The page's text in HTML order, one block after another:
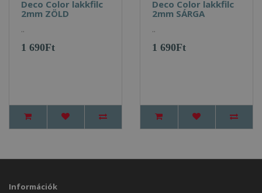
Deco Color lakkfilc
2mm ZÖLD
..
1 690Ft
Deco Color lakkfilc
2mm SÁRGA
..
1 690Ft
Információk